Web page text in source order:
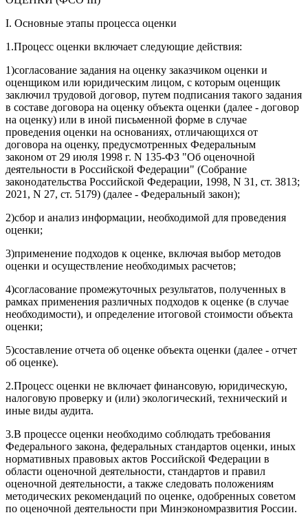
I. Основные этапы процесса оценки
1.Процесс оценки включает следующие действия:
1)согласование задания на оценку заказчиком оценки и
оценщиком или юридическим лицом, с которым оценщик
заключил трудовой договор, путем подписания такого задания
в составе договора на оценку объекта оценки (далее - договор
на оценку) или в иной письменной форме в случае
проведения оценки на основаниях, отличающихся от
договора на оценку, предусмотренных Федеральным
законом от 29 июля 1998 г. N 135-ФЗ "Об оценочной
деятельности в Российской Федерации" (Собрание
законодательства Российской Федерации, 1998, N 31, ст. 3813;
2021, N 27, ст. 5179) (далее - Федеральный закон);
2)сбор и анализ информации, необходимой для проведения
оценки;
3)применение подходов к оценке, включая выбор методов
оценки и осуществление необходимых расчетов;
4)согласование промежуточных результатов, полученных в
рамках применения различных подходов к оценке (в случае
необходимости), и определение итоговой стоимости объекта
оценки;
5)составление отчета об оценке объекта оценки (далее - отчет
об оценке).
2.Процесс оценки не включает финансовую, юридическую,
налоговую проверку и (или) экологический, технический и
иные виды аудита.
3.В процессе оценки необходимо соблюдать требования
Федерального закона, федеральных стандартов оценки, иных
нормативных правовых актов Российской Федерации в
области оценочной деятельности, стандартов и правил
оценочной деятельности, а также следовать положениям
методических рекомендаций по оценке, одобренных советом
по оценочной деятельности при Минэкономразвития России.